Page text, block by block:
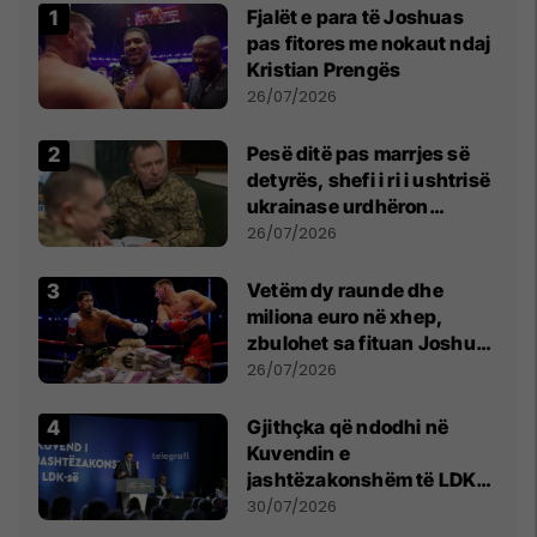
Fjalët e para të Joshuas
pas fitores me nokaut ndaj
Kristian Prengës
26/07/2026
Pesë ditë pas marrjes së
detyrës, shefi i ri i ushtrisë
ukrainase urdhëron
kontroll të madh
26/07/2026
Vetëm dy raunde dhe
miliona euro në xhep,
zbulohet sa fituan Joshua
e Prenga
26/07/2026
Gjithçka që ndodhi në
Kuvendin e
jashtëzakonshëm të LDK-
së
30/07/2026